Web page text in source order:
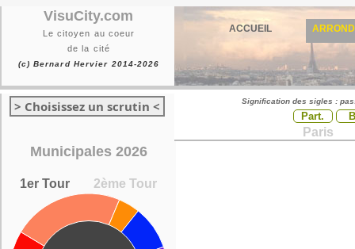
VisuCity.com
Le citoyen au coeur
de la cité
(c) Bernard Hervier 2014-2026
ACCUEIL
> Choisissez un scrutin <
Municipales 2026
1er Tour 2ème Tour
Signification des sigles :
Part.
Paris